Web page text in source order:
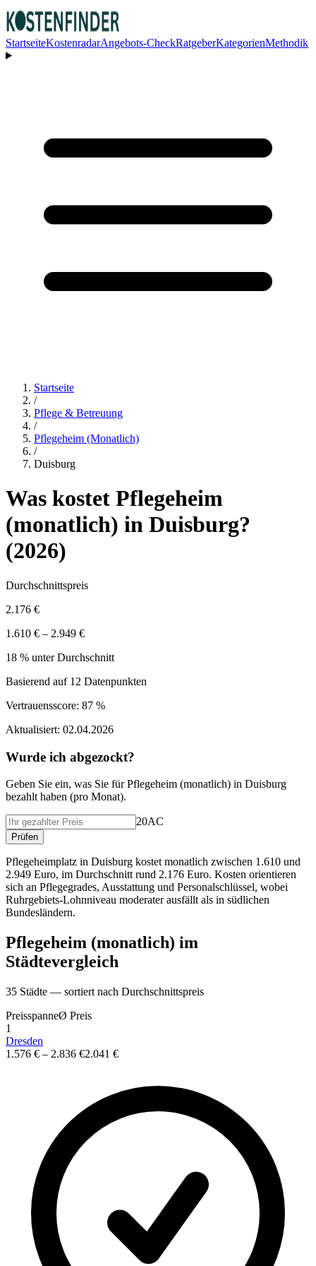
StartseiteKostenradarAngebots-CheckRatgeberKategorienMethodik
Startseite
/
Pflege & Betreuung
/
Pflegeheim (monatlich)
/
Duisburg
Was kostet Pflegeheim
(monatlich) in Duisburg?
(2026)
Durchschnittspreis
2.176 €
1.610 € – 2.949 €
18 % unter Durchschnitt
Basierend auf 12 Datenpunkten
Vertrauensscore: 87 %
Aktualisiert: 02.04.2026
Wurde ich abgezockt?
Geben Sie ein, was Sie fürPflegeheim (monatlich) in Duisburg
bezahlt haben (pro Monat).
20AC
Prüfen
Pflegeheimplatz in Duisburg kostet monatlich zwischen 1.610 und
2.949 Euro, im Durchschnitt rund 2.176 Euro. Kosten orientieren
sich an Pflegegrades, Ausstattung und Personalschlüssel, wobei
Ruhrgebiets-Lohnniveau moderater ausfällt als in südlichen
Bundesländern.
Pflegeheim (monatlich) im
Städtevergleich
35 Städte — sortiert nach Durchschnittspreis
PreisspanneØ Preis
1
Dresden
1.576 € – 2.836 €2.041 €